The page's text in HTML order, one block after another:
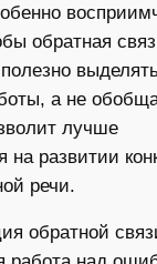
обратная
а не
лучше
на развитии
речи.
обратной